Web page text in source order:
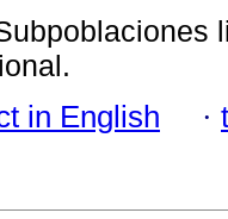
in English ·